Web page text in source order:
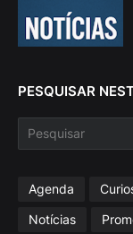
PESQUISAR
Agenda
Notícias